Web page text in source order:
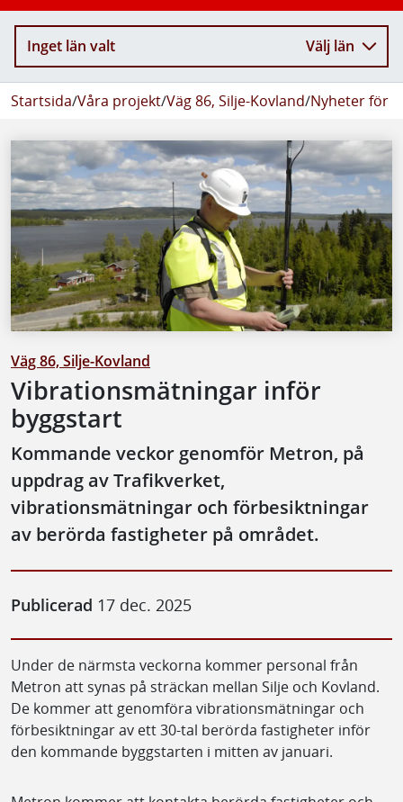
Inget län valt Välj län
Startsida/Våra projekt/Väg 86, Silje-Kovland/Nyheter för
Väg 86, Silje-Kovland
Vibrationsmätningar inför
byggstart
Kommande veckor genomför Metron, på
uppdrag av Trafikverket,
vibrationsmätningar och förbesiktningar
av berörda fastigheter på området.
Publicerad 17 dec. 2025
Under de närmsta veckorna kommer personal från
Metron att synas på sträckan mellan Silje och Kovland.
De kommer att genomföra vibrationsmätningar och
förbesiktningar av ett 30-tal berörda fastigheter inför
den kommande byggstarten i mitten av januari.